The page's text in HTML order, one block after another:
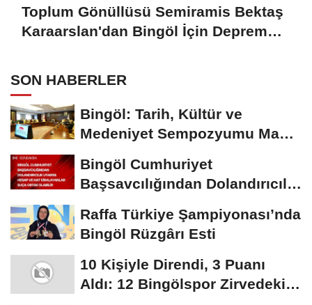
Toplum Gönüllüsü Semiramis Bektaş
Karaarslan'dan Bingöl İçin Deprem
SON HABERLER
Bingöl: Tarih, Kültür ve
Medeniyet Sempozyumu Mayıs
Bingöl Cumhuriyet
Başsavcılığından Dolandırıcılık
Raffa Türkiye Şampiyonası’nda
Bingöl Rüzgârı Esti
10 Kişiyle Direndi, 3 Puanı
Aldı: 12 Bingölspor Zirvedeki